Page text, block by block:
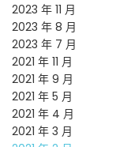
2023 年 11 月
2023 年 8 月
2023 年 7 月
2021 年 11 月
2021 年 9 月
2021 年 5 月
2021 年 4 月
2021 年 3 月